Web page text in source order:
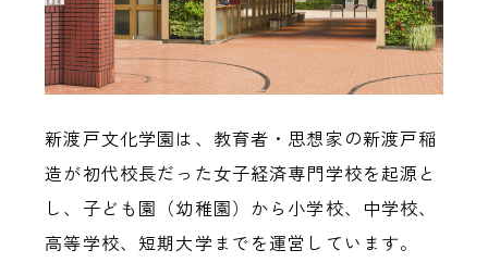
新渡戸文化学園は、教育者・思想家の新渡戸稲
造が初代校長だった女子経済専門学校を起源と
し、子ども園（幼稚園）から小学校、中学校、
高等学校、短期大学までを運営しています。